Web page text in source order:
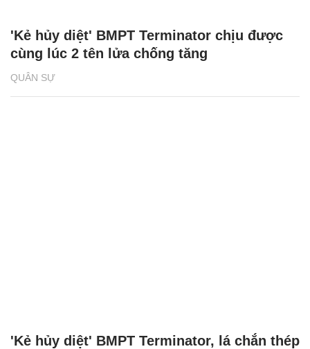
QUÂN SỰ
'Kẻ hủy diệt' BMPT Terminator chịu được
cùng lúc 2 tên lửa chống tăng
'Kẻ hủy diệt' BMPT Terminator, lá chắn thép